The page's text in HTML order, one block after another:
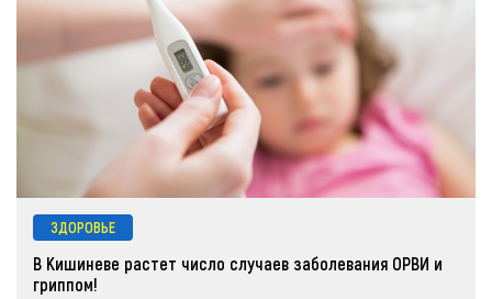
ЗДОРОВЬЕ
В Кишиневе растет число случаев заболевания ОРВИ и
гриппом!